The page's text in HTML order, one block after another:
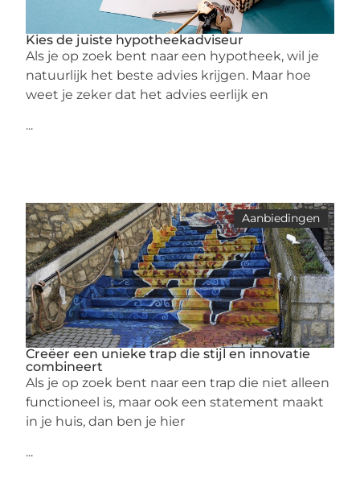
Kies de juiste hypotheekadviseur
Als je op zoek bent naar een hypotheek, wil je
natuurlijk het beste advies krijgen. Maar hoe
weet je zeker dat het advies eerlijk en
...
Aanbiedingen
Creëer een unieke trap die stijl en innovatie
combineert
Als je op zoek bent naar een trap die niet alleen
functioneel is, maar ook een statement maakt
in je huis, dan ben je hier
...